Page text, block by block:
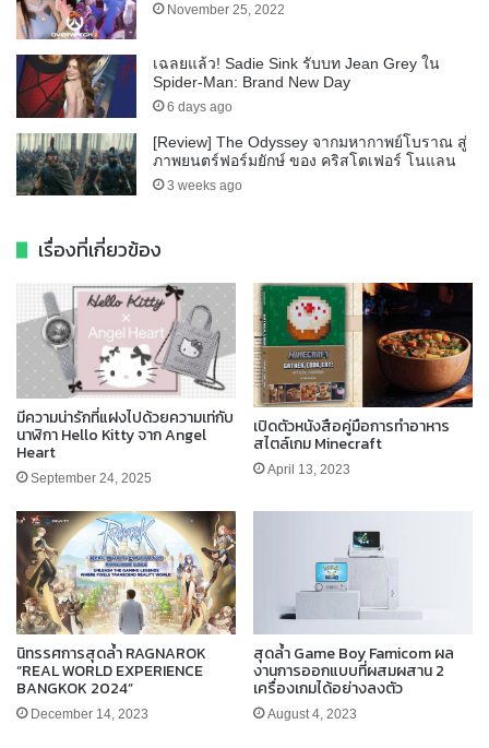
November 25, 2022
เฉลยแล้ว! Sadie Sink รับบท Jean Grey ใน
Spider-Man: Brand New Day
6 days ago
[Review] The Odyssey จากมหากาพย์โบราณ สู่
ภาพยนตร์ฟอร์มยักษ์ ของ คริสโตเฟอร์ โนแลน
3 weeks ago
เรื่องที่เกี่ยวข้อง
มีความน่ารักที่แฝงไปด้วยความเท่กับ
นาฬิกา Hello Kitty จาก Angel
Heart
September 24, 2025
เปิดตัวหนังสือคู่มือการทำอาหาร
สไตล์เกม Minecraft
April 13, 2023
นิทรรศการสุดล้ำ RAGNAROK
“REAL WORLD EXPERIENCE
BANGKOK 2024”
December 14, 2023
สุดล้ำ Game Boy Famicom ผล
งานการออกแบบที่ผสมผสาน 2
เครื่องเกมได้อย่างลงตัว
August 4, 2023